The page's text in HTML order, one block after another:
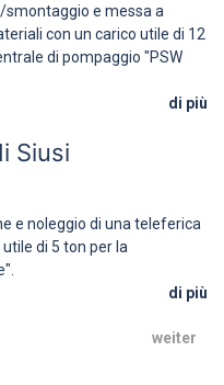
e messa a
con un carico utile di 12
di pompaggio "PSW
di più
Siusi
e noleggio di una teleferica
di 5 ton per la
di più
weiter